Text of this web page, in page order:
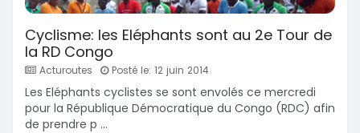
Cyclisme: les Eléphants sont au 2e Tour de
la RD Congo
Acturoutes Posté le: 12 juin 2014
Les Eléphants cyclistes se sont envolés ce mercredi
pour la République Démocratique du Congo (RDC) afin
de prendre p ...